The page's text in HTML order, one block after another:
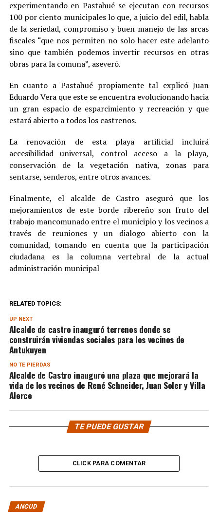
experimentando en Pastahué se ejecutan con recursos
100 por ciento municipales lo que, a juicio del edil, habla
de la seriedad, compromiso y buen manejo de las arcas
fiscales “que nos permiten no solo hacer este adelanto
sino que también podemos invertir recursos en otras
obras para la comuna”, aseveró.
En cuanto a Pastahué propiamente tal explicó Juan
Eduardo Vera que este se encuentra evolucionando hacia
un gran espacio de esparcimiento y recreación y que
estará abierto a todos los castreños.
La renovación de esta playa artificial incluirá
accesibilidad universal, control acceso a la playa,
conservación de la vegetación nativa, zonas para
sentarse, senderos, entre otros avances.
Finalmente, el alcalde de Castro aseguró que los
mejoramientos de este borde ribereño son fruto del
trabajo mancomunado entre el municipio y los vecinos a
través de reuniones y un dialogo abierto con la
comunidad, tomando en cuenta que la participación
ciudadana es la columna vertebral de la actual
administración municipal
RELATED TOPICS:
UP NEXT
Alcalde de castro inauguró terrenos donde se
construirán viviendas sociales para los vecinos de
Antukuyen
NO TE PIERDAS
Alcalde de Castro inauguró una plaza que mejorará la
vida de los vecinos de René Schneider, Juan Soler y Villa
Alerce
TE PUEDE GUSTAR
CLICK PARA COMENTAR
ANCUD